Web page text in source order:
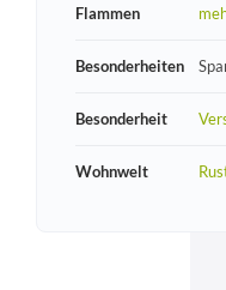
Flammen
Besonderheiten
Besonderheit
Wohnwelt